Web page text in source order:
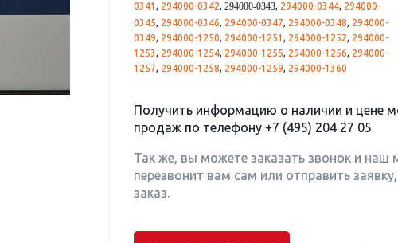
0341 , 294000-0342, 294000-0343, 294000-0344, 294000-
0345, 294000-0346, 294000-0347, 294000-0348, 294000-
0349, 294000-1250, 294000-1251 , 294000-1252, 294000-
1253, 294000-1254, 294000-1255, 294000-1256, 294000-
1257, 294000-1258, 294000-1259, 294000-1360
Получить информацию о наличии и цене
продаж по телефону +7 (495) 204 27 05
Так же, вы можете заказать звонок и наш
перезвонит вам сам или отправить
заказ.